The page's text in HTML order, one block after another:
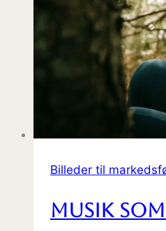
Billeder til
Musik